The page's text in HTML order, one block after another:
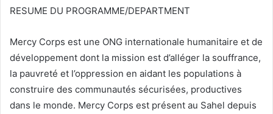
RESUME DU PROGRAMME/DEPARTMENT
Mercy Corps est une ONG internationale humanitaire et de
développement dont la mission est d’alléger la souffrance,
la pauvreté et l’oppression en aidant les populations à
construire des communautés sécurisées, productives
dans le monde. Mercy Corps est présent au Sahel depuis